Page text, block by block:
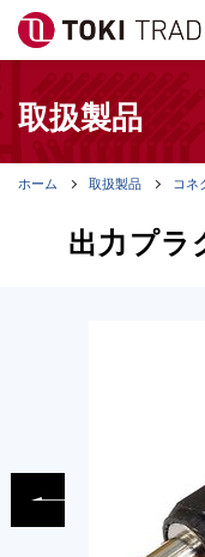
取扱製品
ホーム 取扱製品 コネ
出力プラ